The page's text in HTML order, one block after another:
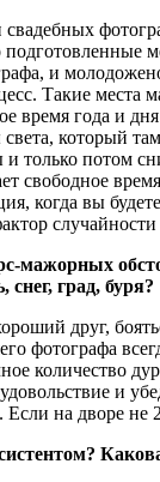
и
Такие места
время года и
который
и только потом
свободное
когда вы
мажорных
град, буря?
друг,
фотографа
количество
и
Если на дворе не